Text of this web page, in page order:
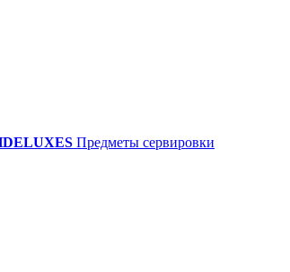
Предметы сервировки